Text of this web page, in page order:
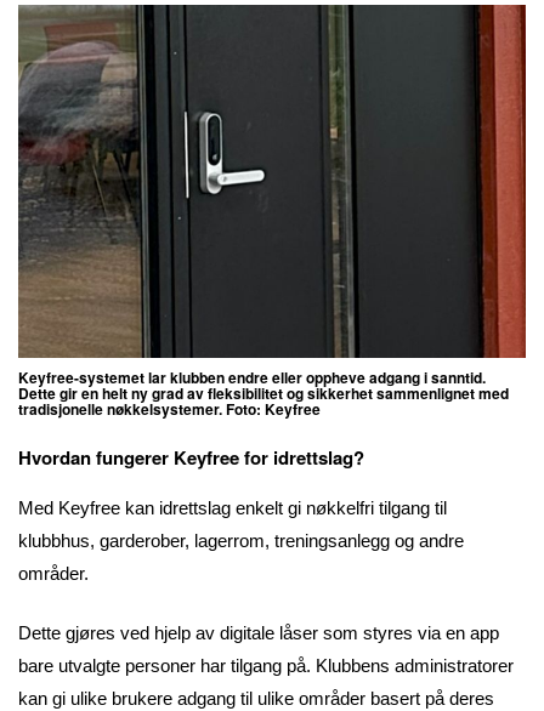
Keyfree-systemet lar klubben endre eller oppheve adgang i sanntid.
Dette gir en helt ny grad av fleksibilitet og sikkerhet sammenlignet med
tradisjonelle nøkkelsystemer. Foto: Keyfree
Hvordan fungerer Keyfree for idrettslag?
Med Keyfree kan idrettslag enkelt gi nøkkelfri tilgang til
klubbhus, garderober, lagerrom, treningsanlegg og andre
områder.
Dette gjøres ved hjelp av digitale låser som styres via en app
bare utvalgte personer har tilgang på. Klubbens administratorer
kan gi ulike brukere adgang til ulike områder basert på deres